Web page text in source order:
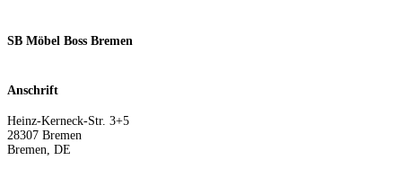
SB Möbel Boss Bremen
Anschrift
Heinz-Kerneck-Str. 3+5
28307 Bremen
Bremen, DE